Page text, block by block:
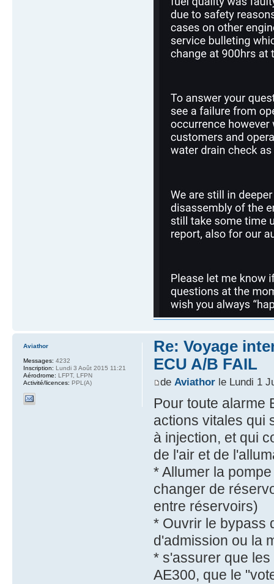
Re: Voyage
ECU A/B FAIL
de Aviathorle Lundi 1
Pour toute alarme
actions vitales qui
à injection, et qui
de l'air et de
* Allumer la
changer de
entre réservoirs)
* Ouvrir le bypass
d'admission ou la
* s'assurer que
AE300, que le
Aviathor
Messages: 4232
Inscription: Lundi 3 Août 2015 11:21
Aérodrome: LFPT, LFPN
Activité/licences: PPL(A)